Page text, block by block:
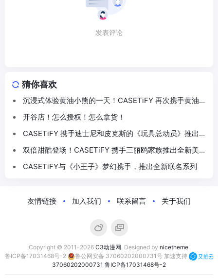
发表评论
猜你喜欢
沉浸式体验黄油小熊的一天！CASETiFY 再次携手黄油小
熊推出联名系列
开谷店！怎么授权！怎么拿货！
CASETiFY 携手迪士尼和皮克斯的《玩具总动员》推出
30 周年主题联名系列
双倍甜酷登场！CASETiFY 携手三丽鸥家族推出全新美乐
蒂 & 酷洛米联名系列
CASETiFY与《小王子》梦幻携手，推出全新联名系列
友情链接 加入我们 联系留言 关于我们
Copyright © 2011-2026 C3动漫网. Designed by nicetheme.
鲁ICP备17031468号-2
鲁公网安备 37060202000731号 加速支持
37060202000731 鲁ICP备17031468号-2